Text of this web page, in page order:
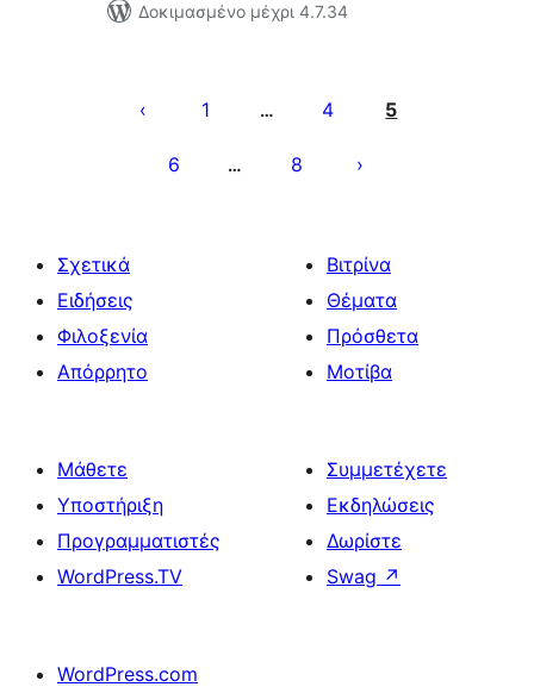
Δοκιμασμένο μέχρι 4.7.34
άρθρων
1 … 4 5
6 … 8
Σχετικά
Ειδήσεις
Φιλοξενία
Απόρρητο
Βιτρίνα
Θέματα
Πρόσθετα
Μοτίβα
Μάθετε
Υποστήριξη
Προγραμματιστές
WordPress.TV
Συμμετέχετε
Εκδηλώσεις
Δωρίστε
Swag ↗
WordPress.com